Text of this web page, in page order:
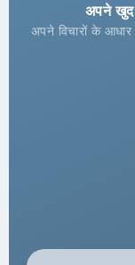
अपने खुद
अपने विचारों के आधार